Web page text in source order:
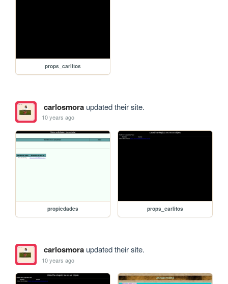
props_carlitos
carlosmoraupdated their site.
10 years ago
propiedades props_carlitos
carlosmoraupdated their site.
10 years ago